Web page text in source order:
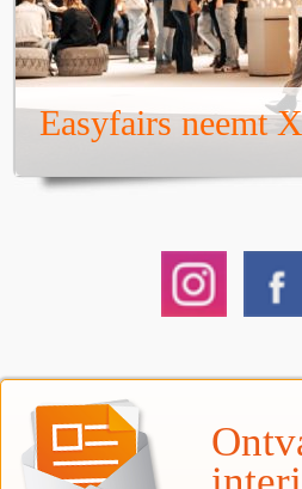
Easyfairs neemt